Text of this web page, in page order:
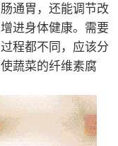
通胃，还能调节改
进身体健康。需要
程都不同，应该分
蔬菜的纤维素腐